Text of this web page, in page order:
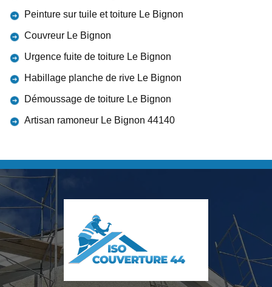
Peinture sur tuile et toiture Le Bignon
Couvreur Le Bignon
Urgence fuite de toiture Le Bignon
Habillage planche de rive Le Bignon
Démoussage de toiture Le Bignon
Artisan ramoneur Le Bignon 44140